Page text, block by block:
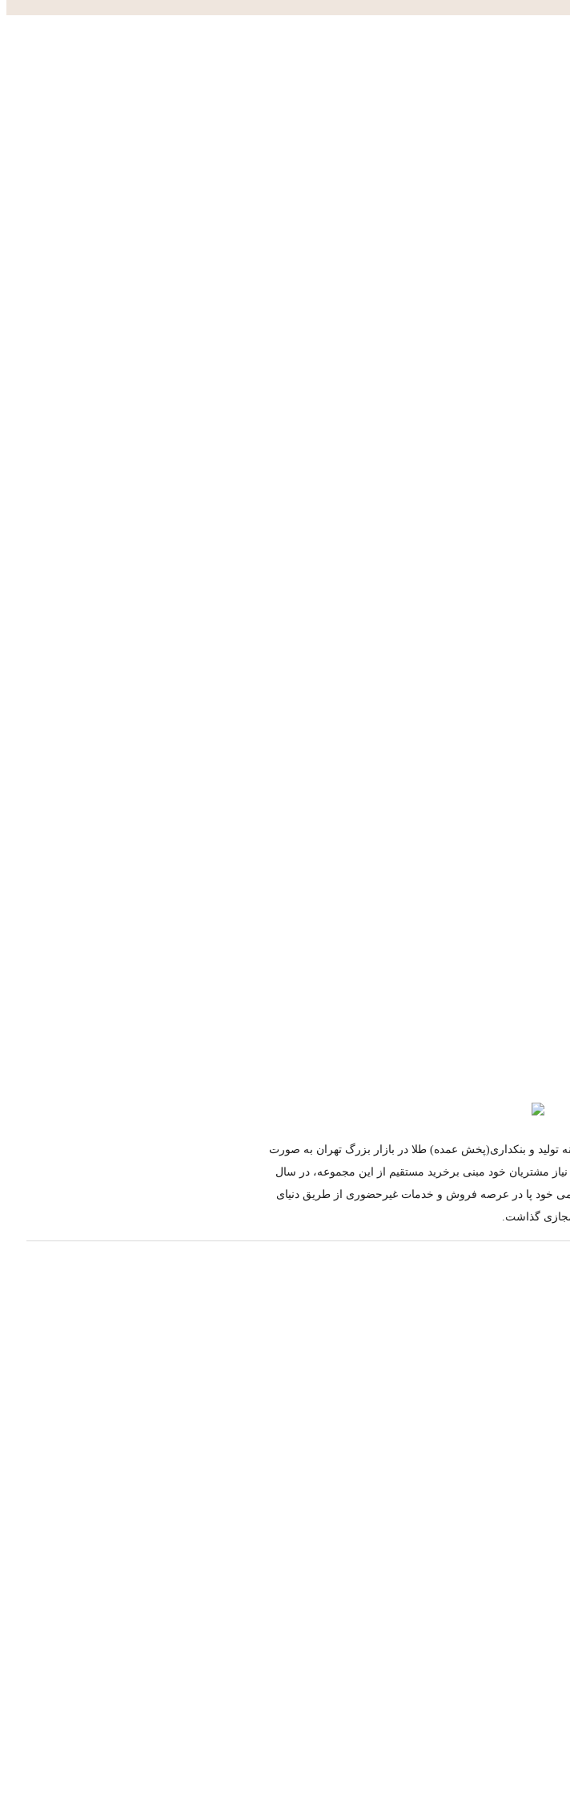
خود را در زمینه تولید و بنکداری(پخش عمده) طلا در بازار بزرگ تهران به صورت
مشتریان خود مبنی برخرید مستقیم از این مجموعه، در سال
رسمی خود پا در عرصه فروش و خدمات غیرحضوری از طریق دنیای
گذاشت.